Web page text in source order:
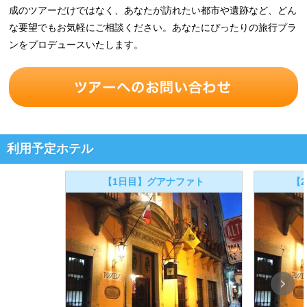
成のツアーだけではなく、あなたが訪れたい都市や遺跡など、どん
な要望でもお気軽にご相談ください。あなたにぴったりの旅行プラ
ンをプロデュースいたします。
利用予定ホテル
【1日目】グアナファト